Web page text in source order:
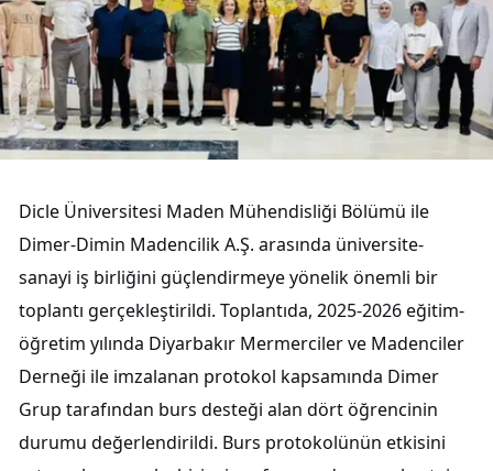
Dicle Üniversitesi Maden Mühendisliği Bölümü ile
Dimer-Dimin Madencilik A.Ş. arasında üniversite-
sanayi iş birliğini güçlendirmeye yönelik önemli bir
toplantı gerçekleştirildi. Toplantıda, 2025-2026 eğitim-
öğretim yılında Diyarbakır Mermerciler ve Madenciler
Derneği ile imzalanan protokol kapsamında Dimer
Grup tarafından burs desteği alan dört öğrencinin
durumu değerlendirildi. Burs protokolünün etkisini